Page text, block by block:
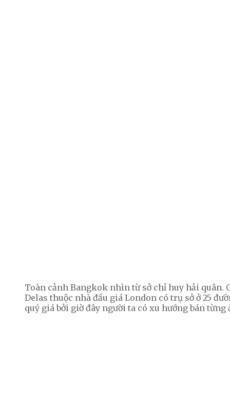
Toàn cảnh Bangkok nhìn từ sở chỉ huy hải
Delas thuộc nhà đấu giá London có trụ sở ở 25
quý giá bởi giờ đây người ta có xu hướng bán từng